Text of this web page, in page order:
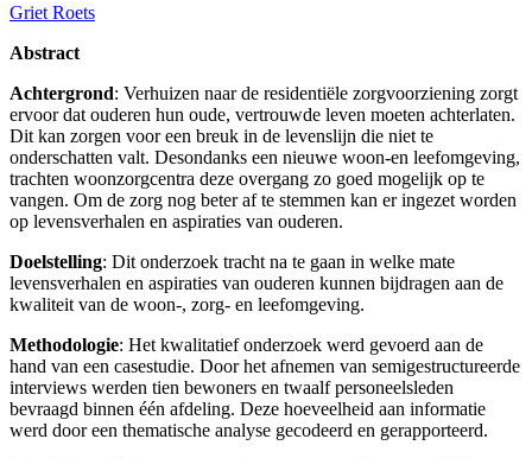
Griet Roets
Abstract
Achtergrond: Verhuizen naar de residentiële zorgvoorziening zorgt
ervoor dat ouderen hun oude, vertrouwde leven moeten achterlaten.
Dit kan zorgen voor een breuk in de levenslijn die niet te
onderschatten valt. Desondanks een nieuwe woon-en leefomgeving,
trachten woonzorgcentra deze overgang zo goed mogelijk op te
vangen. Om de zorg nog beter af te stemmen kan er ingezet worden
op levensverhalen en aspiraties van ouderen.
Doelstelling: Dit onderzoek tracht na te gaan in welke mate
levensverhalen en aspiraties van ouderen kunnen bijdragen aan de
kwaliteit van de woon-, zorg- en leefomgeving.
Methodologie: Het kwalitatief onderzoek werd gevoerd aan de
hand van een casestudie. Door het afnemen van semigestructureerde
interviews werden tien bewoners en twaalf personeelsleden
bevraagd binnen één afdeling. Deze hoeveelheid aan informatie
werd door een thematische analyse gecodeerd en gerapporteerd.